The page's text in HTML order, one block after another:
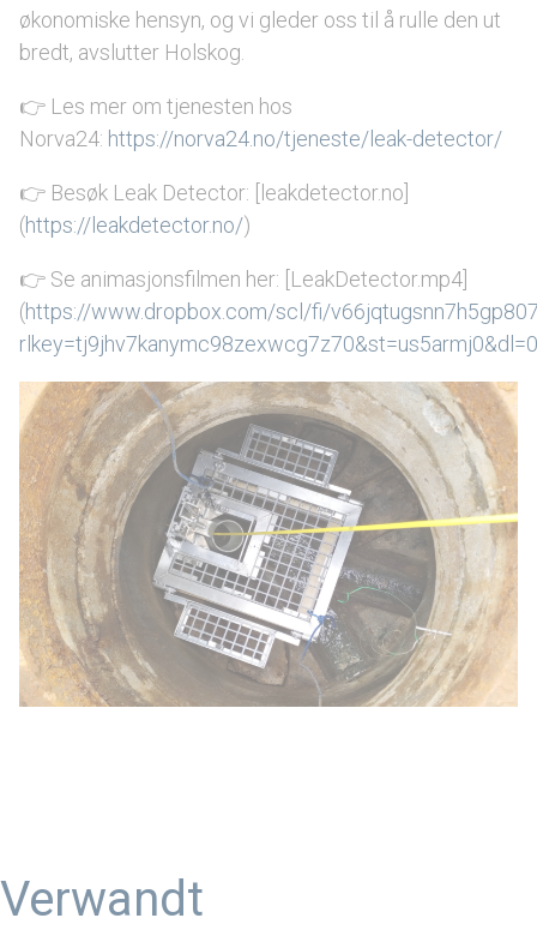
økonomiske hensyn, og vi gleder oss til å rulle den ut
bredt, avslutter Holskog.
👉 Les mer om tjenesten hos
Norva24: https://norva24.no/tjeneste/leak-detector/
👉 Besøk Leak Detector: [leakdetector.no]
(https://leakdetector.no/)
👉 Se animasjonsfilmen her: [LeakDetector.mp4]
(https://www.dropbox.com/scl/fi/
rlkey=tj9jhv7kanymc98zexwcg7z70&st=us5armj0&dl=0
Verwandt